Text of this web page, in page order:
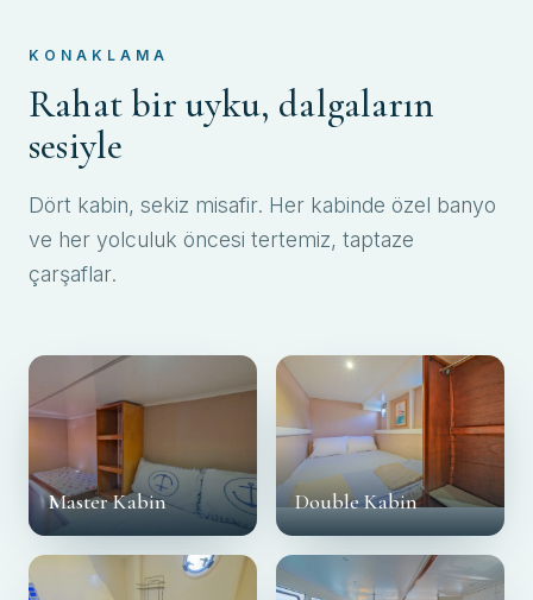
KONAKLAMA
Rahat bir uyku, dalgaların
sesiyle
Dört kabin, sekiz misafir. Her kabinde özel banyo
ve her yolculuk öncesi tertemiz, taptaze
çarşaflar.
Master Kabin Double Kabin